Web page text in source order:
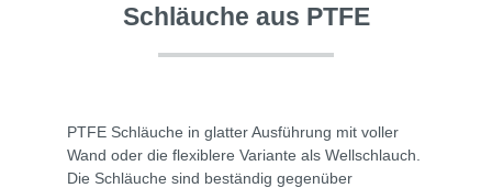
Schläuche aus PTFE
PTFE Schläuche in glatter Ausführung mit voller
Wand oder die flexiblere Variante als Wellschlauch.
Die Schläuche sind beständig gegenüber